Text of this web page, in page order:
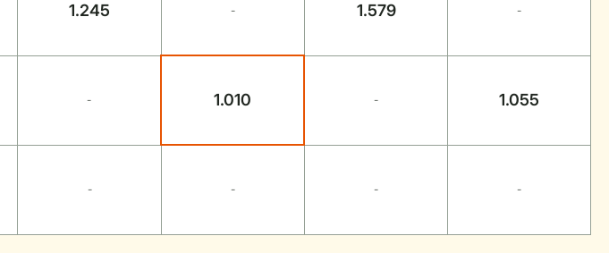
1.245 - 1.579 -
- 1.010 - 1.055
- - - -